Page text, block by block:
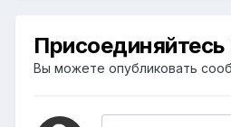
Вы можете опубликовать